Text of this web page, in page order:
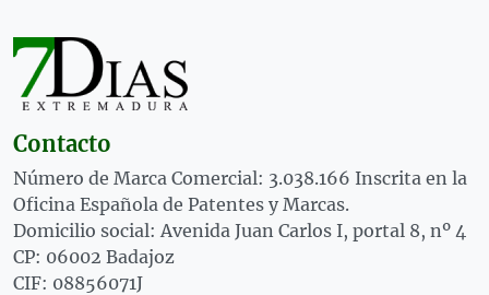
Contacto
Número de Marca Comercial: 3.038.166 Inscrita en la
Oficina Española de Patentes y Marcas.
Domicilio social: Avenida Juan Carlos I, portal 8, nº 4
CP: 06002 Badajoz
CIF: 08856071J